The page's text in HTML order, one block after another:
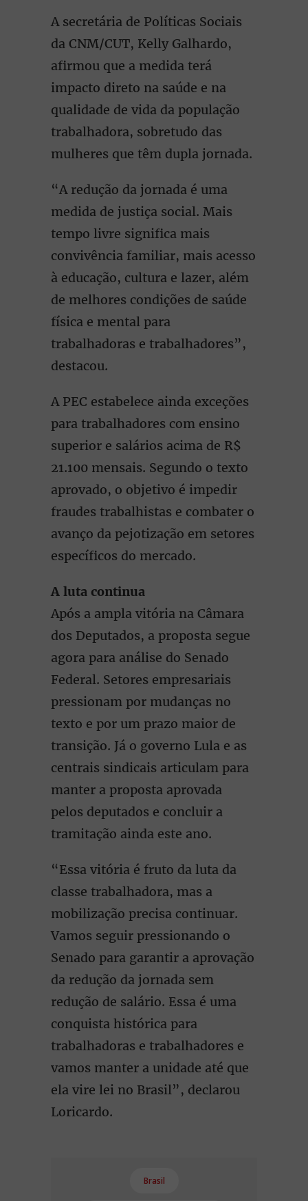
A secretária de Políticas Sociais
da CNM/CUT, Kelly Galhardo,
afirmou que a medida terá
impacto direto na saúde e na
qualidade de vida da população
trabalhadora, sobretudo das
mulheres que têm dupla jornada.
“A redução da jornada é uma
medida de justiça social. Mais
tempo livre significa mais
convivência familiar, mais acesso
à educação, cultura e lazer, além
de melhores condições de saúde
física e mental para
trabalhadoras e trabalhadores”,
destacou.
A PEC estabelece ainda exceções
para trabalhadores com ensino
superior e salários acima de R$
21.100 mensais. Segundo o texto
aprovado, o objetivo é impedir
fraudes trabalhistas e combater o
avanço da pejotização em setores
específicos do mercado.
A luta continua
Após a ampla vitória na Câmara
dos Deputados, a proposta segue
agora para análise do Senado
Federal. Setores empresariais
pressionam por mudanças no
texto e por um prazo maior de
transição. Já o governo Lula e as
centrais sindicais articulam para
manter a proposta aprovada
pelos deputados e concluir a
tramitação ainda este ano.
“Essa vitória é fruto da luta da
classe trabalhadora, mas a
mobilização precisa continuar.
Vamos seguir pressionando o
Senado para garantir a aprovação
da redução da jornada sem
redução de salário. Essa é uma
conquista histórica para
trabalhadoras e trabalhadores e
vamos manter a unidade até que
ela vire lei no Brasil”, declarou
Loricardo.
Brasil